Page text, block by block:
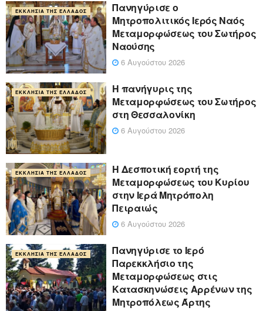
ΕΚΚΛΗΣΊΑ ΤΗΣ ΕΛΛΆΔΟΣ
Πανηγύρισε ο
Μητροπολιτικός Ιερός Ναός
Μεταμορφώσεως του Σωτήρος
Ναούσης
6 Αυγούστου 2026
ΕΚΚΛΗΣΊΑ ΤΗΣ ΕΛΛΆΔΟΣ
Η πανήγυρις της
Μεταμορφώσεως του Σωτήρος
στη Θεσσαλονίκη
6 Αυγούστου 2026
ΕΚΚΛΗΣΊΑ ΤΗΣ ΕΛΛΆΔΟΣ
Η Δεσποτική εορτή της
Μεταμορφώσεως του Κυρίου
στην Ιερά Μητρόπολη
Πειραιώς
6 Αυγούστου 2026
ΕΚΚΛΗΣΊΑ ΤΗΣ ΕΛΛΆΔΟΣ
Πανηγύρισε το Ιερό
Παρεκκλήσιο της
Μεταμορφώσεως στις
Κατασκηνώσεις Αρρένων της
Μητροπόλεως Άρτης